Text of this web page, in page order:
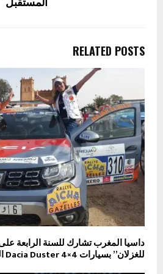
RELATED POSTS
داسيا المغرب تشارك للسنة الرابعة
للغزلان” بسيارات Dacia Duster 4×4 الجديدة